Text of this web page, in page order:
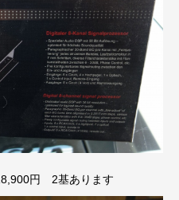
円 2基あります